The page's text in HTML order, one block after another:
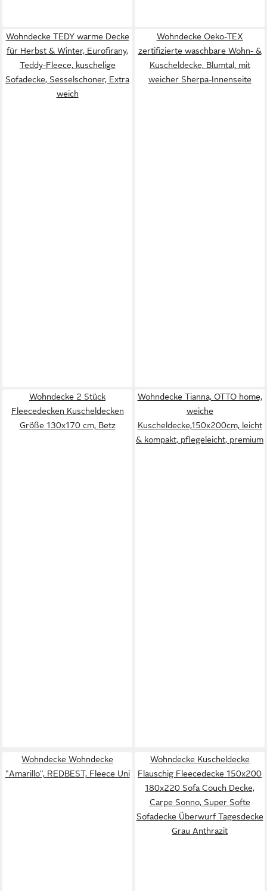
Wohndecke TEDY warme Decke
für Herbst & Winter, Eurofirany,
Teddy-Fleece, kuschelige
Sofadecke, Sesselschoner, Extra
weich
Wohndecke Oeko-TEX
zertifizierte waschbare Wohn- &
Kuscheldecke, Blumtal, mit
weicher Sherpa-Innenseite
Wohndecke 2 Stück
Fleecedecken Kuscheldecken
Größe 130x170 cm, Betz
Wohndecke Tianna, OTTO home,
weiche
Kuscheldecke,150x200cm, leicht
& kompakt, pflegeleicht, premium
Wohndecke Wohndecke
"Amarillo", REDBEST, Fleece Uni
Wohndecke Kuscheldecke
Flauschig Fleecedecke 150x200
180x220 Sofa Couch Decke,
Carpe Sonno, Super Softe
Sofadecke Überwurf Tagesdecke
Grau Anthrazit